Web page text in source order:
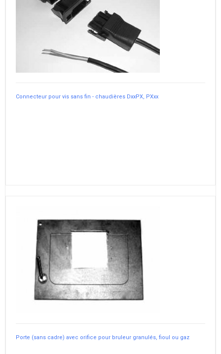
Connecteur pour vis sans fin - chaudières DxxPX, PXxx
Porte (sans cadre) avec orifice pour bruleur granulés, fioul ou gaz